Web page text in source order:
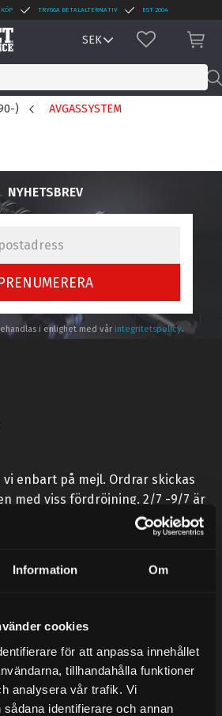
Information Om
cookies
för att anpassa innehållet
tillhandahålla funktioner
analysera vår trafik. Vi
identifierare och annan
TRYGGA BETALALTERNATIV EST 2004
FAVORITER
) AVGASSYSTEM
NYHETSBREV
PRENUMERERA
i enlighet med vår integritetspolicy.
vi enbart på mejl. Ordrar skickas
med viss fördröjning. 2/7 -9/7 är